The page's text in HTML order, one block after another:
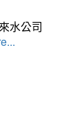
水公司